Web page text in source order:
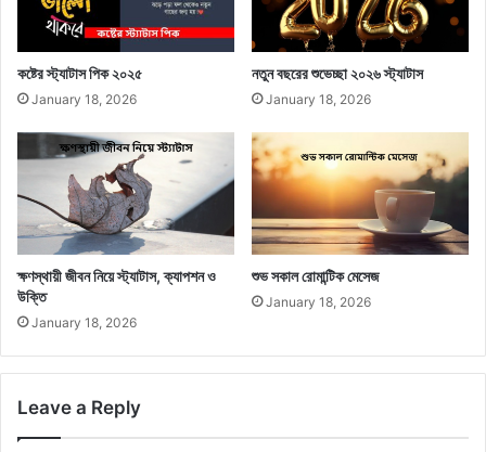
কষ্টের স্ট্যাটাস পিক ২০২৫
January 18, 2026
নতুন বছরের শুভেচ্ছা ২০২৬ স্ট্যাটাস
January 18, 2026
ক্ষণস্থায়ী জীবন নিয়ে স্ট্যাটাস, ক্যাপশন ও
উক্তি
January 18, 2026
শুভ সকাল রোমান্টিক মেসেজ
January 18, 2026
Leave a Reply